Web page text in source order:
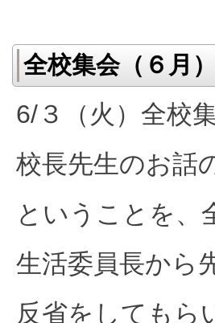
全校集会（６月）
6/３（火）全校
校長先生のお話
ということを、
生活委員長から
反省をしてもら